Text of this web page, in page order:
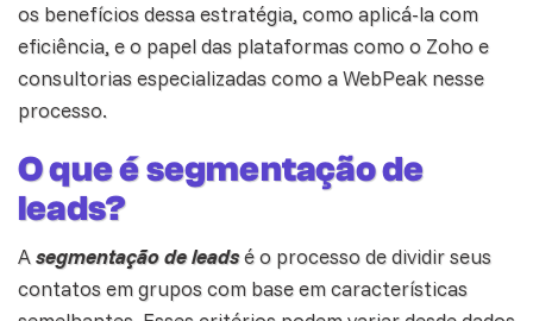
os benefícios dessa estratégia, como aplicá-la com
eficiência, e o papel das plataformas como o Zoho e
consultorias especializadas como a WebPeak nesse
processo.
O que é segmentação de
leads?
Asegmentação de leadsé o processo de dividir seus
contatos em grupos com base em características